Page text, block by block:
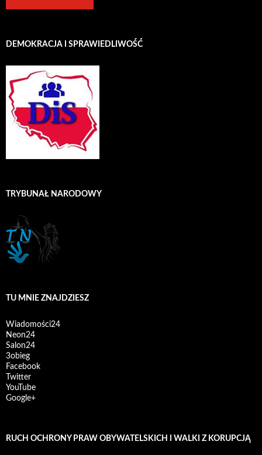
DEMOKRACJA I SPRAWIEDLIWOŚĆ
TRYBUNAŁ NARODOWY
TU MNIE ZNAJDZIESZ
Wiadomości24
Neon24
Salon24
3obieg
Facebook
Twitter
YouTube
Google+
RUCH OCHRONY PRAW OBYWATELSKICH I WALKI Z KORUPCJĄ